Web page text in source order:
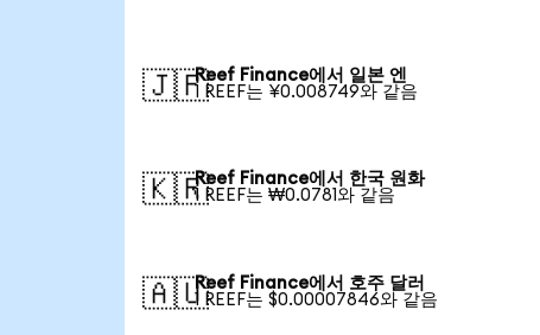
🇯🇵Reef Finance에서 일본 엔
1 REEF는 ¥0.008749와 같음
🇰🇷Reef Finance에서 한국 원화
1 REEF는 ₩0.0781와 같음
🇦🇺Reef Finance에서 호주 달러
1 REEF는 $0.00007846와 같음